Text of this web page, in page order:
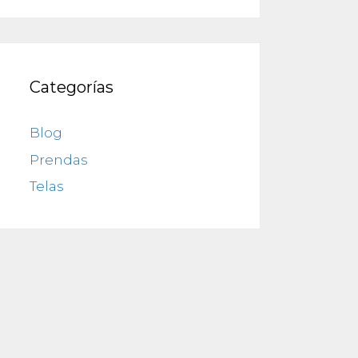
Categorías
Blog
Prendas
Telas